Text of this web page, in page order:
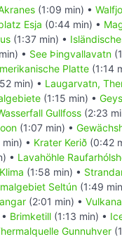
(1:09 min) •
Esja (0:44 min) •
(1:37 min) •
• See Þingvallavatn
Platte (1:14
min) • Laugarvatn,
(1:15 min) •
Gullfoss (2:23
(1:07 min) •
• Krater Kerið (0:42
• Lavahöhle
(1:58 min) •
Seltún (1:49
(2:01 min) •
Brimketill (1:13 min) •
Gunnuhver